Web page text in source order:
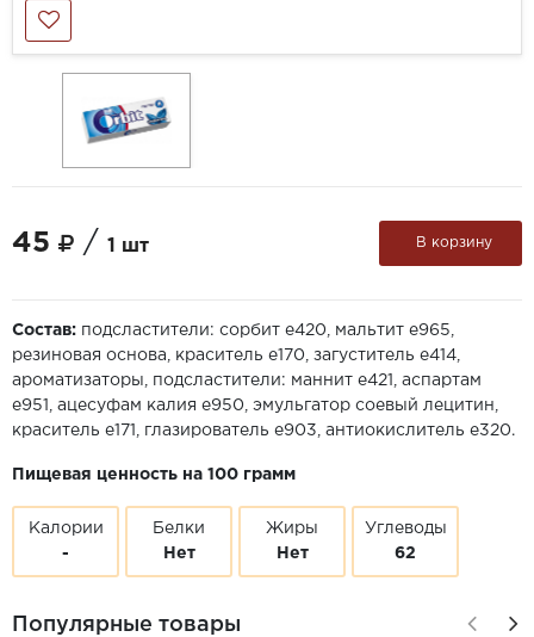
45 / 1 шт В корзину
Состав: подсластители: сорбит е420, мальтит е965,
резиновая основа, краситель е170, загуститель е414,
ароматизаторы, подсластители: маннит е421, аспартам
е951, ацесуфам калия е950, эмульгатор соевый лецитин,
краситель е171, глазирователь е903, антиокислитель е320.
Пищевая ценность на 100 грамм
Калории
-
Белки
Нет
Жиры
Нет
Углеводы
62
Популярные товары